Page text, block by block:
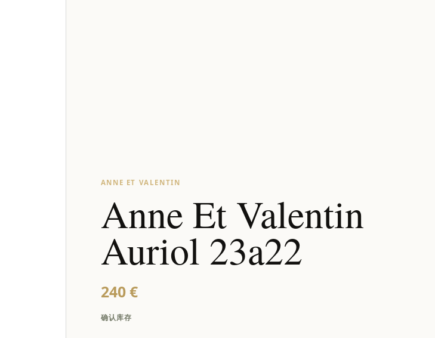
ANNE ET VALENTIN
Anne Et Valentin
Auriol 23a22
240 €
确认库存